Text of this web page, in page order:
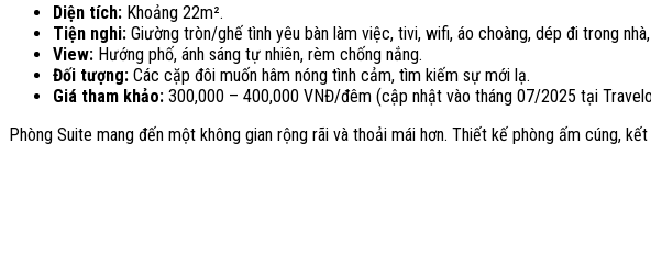
Diện tích: Khoảng 22m².
Tiện nghi: Giường tròn/ghế tình yêu bàn làm việc, tivi, wifi, áo choàng, dép đi trong
View: Hướng phố, ánh sáng tự nhiên, rèm chống nắng.
Đối tượng: Các cặp đôi muốn hâm nóng tình cảm, tìm kiếm sự mới lạ.
Giá tham khảo: 300,000 – 400,000 VNĐ/đêm (cập nhật vào tháng 07/2025 tại
Phòng Suite mang đến một không gian rộng rãi và thoải mái hơn. Thiết kế phòng ấm cúng,